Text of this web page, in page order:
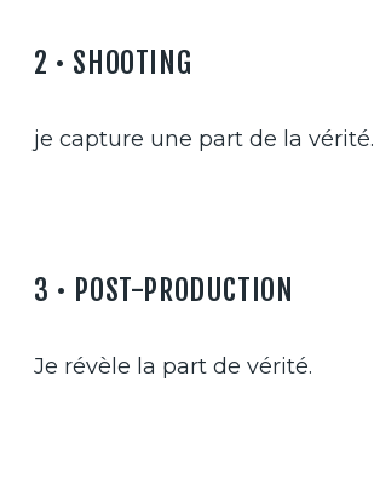
2 • SHOOTING
je capture une part de la vérité.
3 • POST-PRODUCTION
Je révèle la part de vérité.